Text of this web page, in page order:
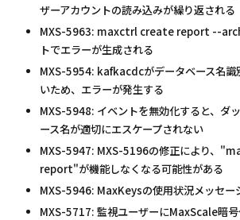
ザーアカウントの読み込みが繰り返される
MXS-5963: maxctrl create report --
トでエラーが生成される
MXS-5954: kafkacdcがデータベース名識
いため、エラーが発生する
MXS-5948: イベントを無効化すると、ダ
ース名が適切にエスケープされない
MXS-5947: MXS-5196の修正により、
report"が機能しなくなる可能性がある
MXS-5946: MaxKeysの使用状況メッセー
MXS-5717: 監視ユーザーにMaxScale暗